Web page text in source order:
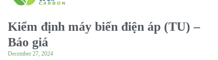
Kiểm định máy biến điện áp (TU) –
Báo giá
December 27, 2024